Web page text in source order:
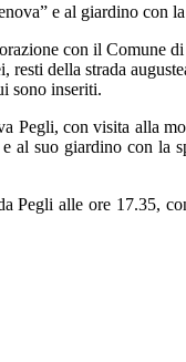
e al giardino con
con il Comune
della strada
sono inseriti.
con visita alla
al suo giardino con la
Pegli alle ore 17.35,